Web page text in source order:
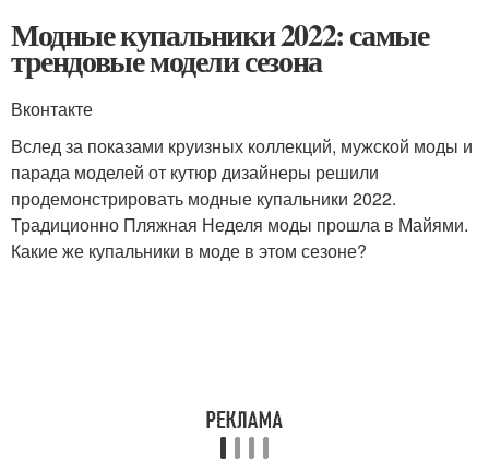
Модные купальники 2022: самые
трендовые модели сезона
Вконтакте
Вслед за показами круизных коллекций, мужской моды и
парада моделей от кутюр дизайнеры решили
продемонстрировать модные купальники 2022.
Традиционно Пляжная Неделя моды прошла в Майями.
Какие же купальники в моде в этом сезоне?